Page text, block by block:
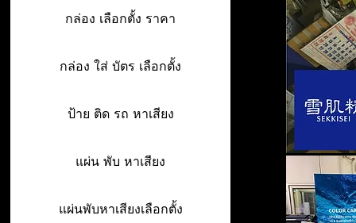
กล่อง เลือกตั้ง ราคา
กล่อง ใส่ บัตร เลือกตั้ง
ป้าย ติด รถ หาเสียง
แผ่น พับ หาเสียง
แผ่นพับหาเสียงเลือกตั้ง